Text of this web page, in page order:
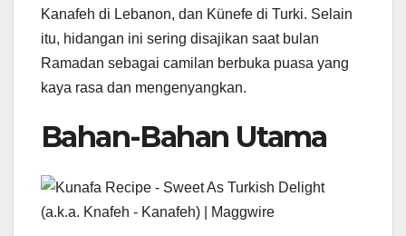
Kanafeh di Lebanon, dan Künefe di Turki. Selain
itu, hidangan ini sering disajikan saat bulan
Ramadan sebagai camilan berbuka puasa yang
kaya rasa dan mengenyangkan.
Bahan-Bahan Utama